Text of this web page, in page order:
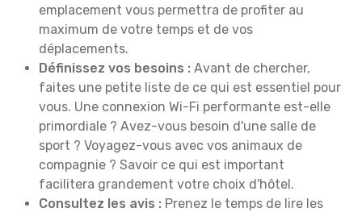
emplacement vous permettra de profiter au
maximum de votre temps et de vos
déplacements.
Définissez vos besoins : Avant de chercher,
faites une petite liste de ce qui est essentiel pour
vous. Une connexion Wi-Fi performante est-elle
primordiale ? Avez-vous besoin d'une salle de
sport ? Voyagez-vous avec vos animaux de
compagnie ? Savoir ce qui est important
facilitera grandement votre choix d'hôtel.
Consultez les avis : Prenez le temps de lire les